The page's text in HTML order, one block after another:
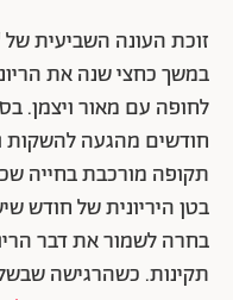
זוכת העונה השביעית
במשך כחצי שנה את
לחופה עם מאור ויצמן.
חודשים מהגעה להשקות
בטן היריונית של חודש
בחרה לשמור את דבר
תקינות. כשהרגישה